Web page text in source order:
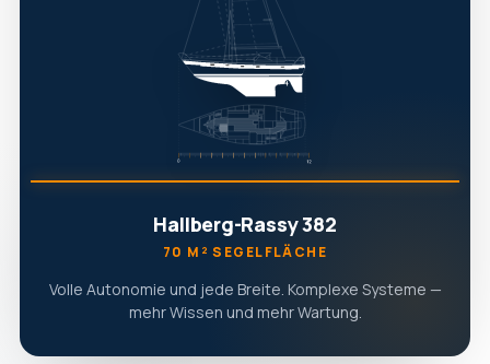
Hallberg-Rassy 382
70 M² SEGELFLÄCHE
Volle Autonomie und jede Breite. Komplexe Systeme —
mehr Wissen und mehr Wartung.